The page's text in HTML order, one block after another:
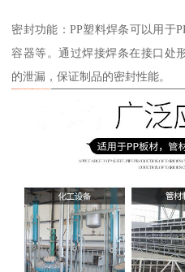
密封功能：PP塑料焊条可以用于
容器等。通过焊接焊条在接口处
的泄漏，保证制品的密封性能。